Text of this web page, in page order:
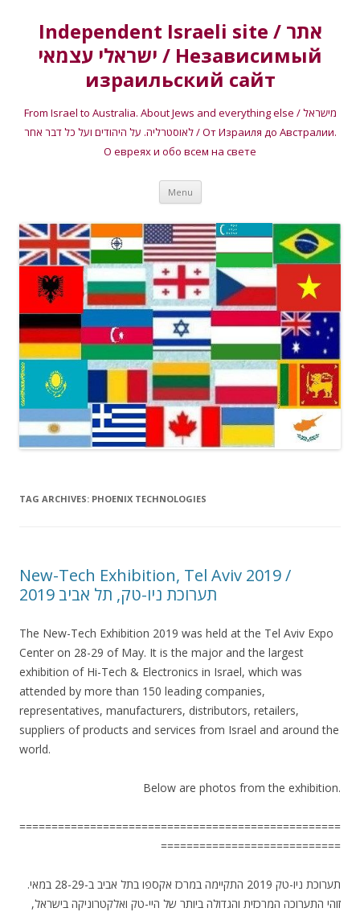
Independent Israeli site / אתר
ישראלי עצמאי / Независимый
израильский сайт
From Israel to Australia. About Jews and everything else / מישראל
לאוסטרליה. על היהודים ועל כל דבר אחר / От Израиля до Австралии.
О евреях и обо всем на свете
Menu Skip
content
TAG ARCHIVES: PHOENIX TECHNOLOGIES
New-Tech Exhibition, Tel Aviv 2019 /
תערוכת ניו-טק, תל אביב 2019
The New-Tech Exhibition 2019 was held at the Tel Aviv Expo
Center on 28-29 of May. It is the major and the largest
exhibition of Hi-Tech & Electronics in Israel, which was
attended by more than 150 leading companies,
representatives, manufacturers, distributors, retailers,
suppliers of products and services from Israel and around the
world.
Below are photos from the exhibition.
==================================================
============================
תערוכת ניו-טק 2019 התקיימה במרכז אקספו בתל אביב ב-28-29 במאי.
זוהי התערוכה המרכזית והגדולה ביותר של היי-טק ואלקטרוניקה בישראל,